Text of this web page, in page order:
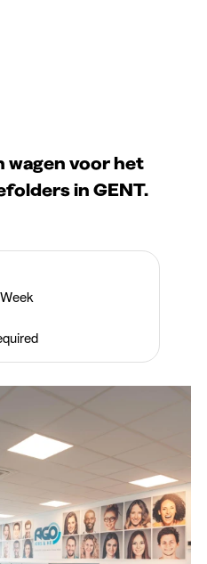
wagen voor het
in GENT.